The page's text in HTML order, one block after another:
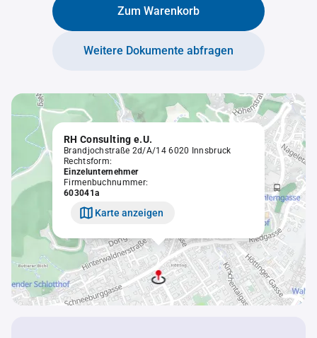
Zum Warenkorb
Weitere Dokumente abfragen
RH Consulting e.U.
Brandjochstraße 2d/A/14 6020 Innsbruck
Rechtsform:
Einzelunternehmer
Firmenbuchnummer:
603041a
Karte anzeigen